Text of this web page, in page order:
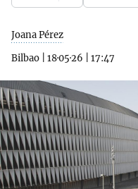
Joana Pérez
Bilbao
18·05·26 17:47